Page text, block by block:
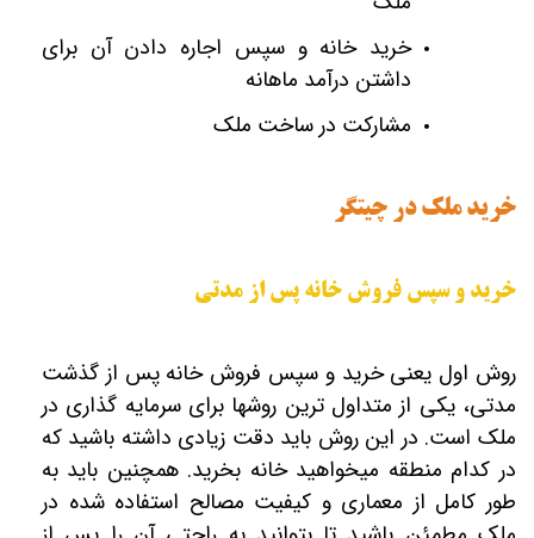
خرید خانه و سپس اجاره دادن آن برای
داشتن درآمد ماهانه
مشارکت در ساخت ملک
خرید ملک در چیتگر
خرید و سپس فروش خانه پس از مدتی
روش اول یعنی خرید و سپس فروش خانه پس از گذشت
مدتی، یکی از متداول ‎ترین روش‎ها برای سرمایه‎ گذاری در
ملک است. در این روش باید دقت زیادی داشته باشید که
در کدام منطقه می‎خواهید خانه بخرید. همچنین باید به
طور کامل از معماری و کیفیت مصالح استفاده شده در